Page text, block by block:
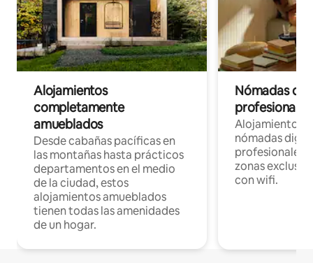
Alojamientos
completamente
amueblados
Desde cabañas pacíficas en
las montañas hasta prácticos
departamentos en el medio
de la ciudad, estos
alojamientos amueblados
tienen todas las amenidades
de un hogar.
Nómadas
Alojamientos
nómadas
profesionales
zonas
con wifi.